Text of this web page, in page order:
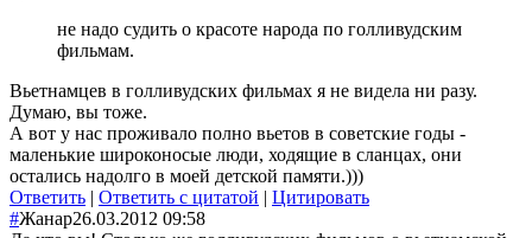
не надо судить о красоте народа по голливудским
фильмам.
Вьетнамцев в голливудских фильмах я не видела ни разу.
Думаю, вы тоже.
А вот у нас проживало полно вьетов в советские годы -
маленькие широконосые люди, ходящие в сланцах, они
остались надолго в моей детской памяти.)))
Ответить | Ответить с цитатой | Цитировать
#Жанар26.03.2012 09:58